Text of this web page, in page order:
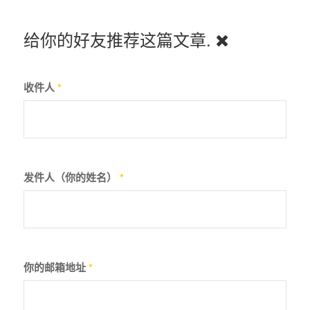
给你的好友推荐这篇文章.
收件人*
发件人（你的姓名） *
你的邮箱地址*